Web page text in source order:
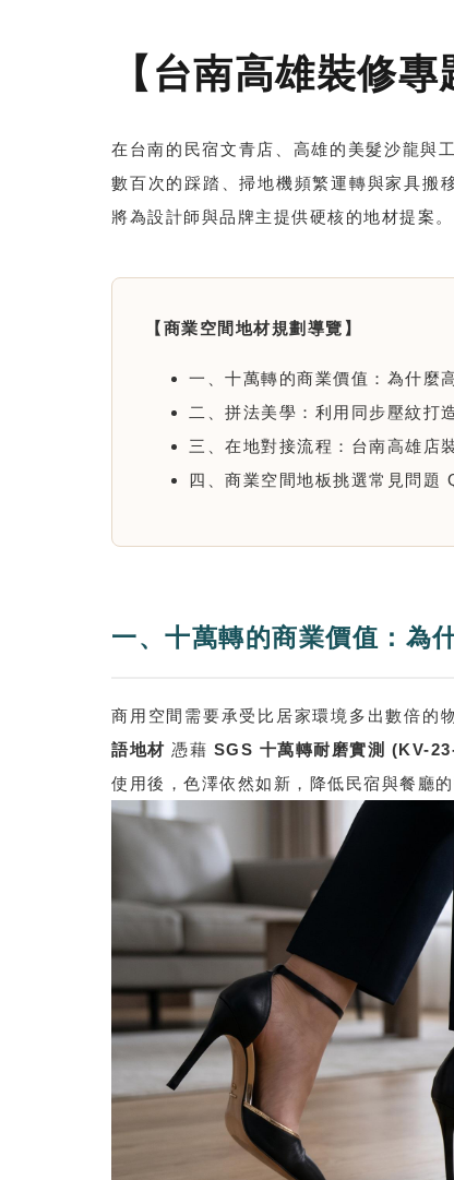
【台南高雄裝修
在台南的民宿文青店、高雄的美髮沙龍與
數百次的踩踏、掃地機頻繁運轉與家具搬
將為設計師與品牌主提供硬核的地材提案。
【商業空間地材規劃導覽】
一、十萬轉的商業價值：為什麼
二、拼法美學：利用同步壓紋打
三、在地對接流程：台南高雄店
四、商業空間地板挑選常見問題
一、十萬轉的商業價值：為
商用空間需要承受比居家環境多出數倍的
語地材 憑藉 SGS 十萬轉耐磨實測 (KV-
使用後，色澤依然如新，降低民宿與餐廳的